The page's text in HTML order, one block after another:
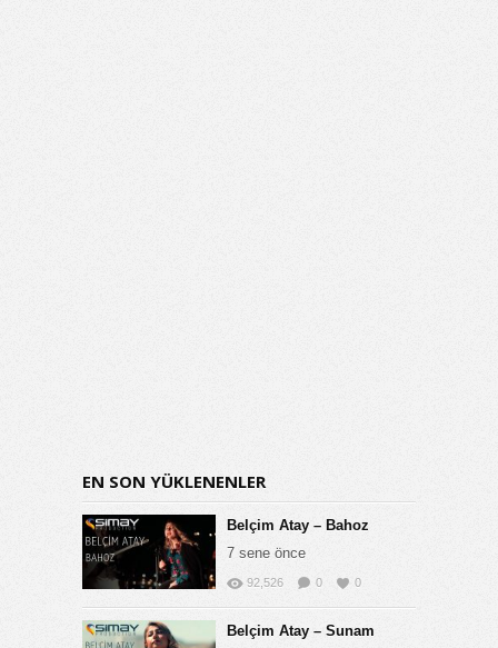
EN SON YÜKLENENLER
Belçim Atay – Bahoz
7 sene önce
92,526 0 0
Belçim Atay – Sunam